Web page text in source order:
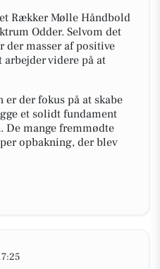
Rækker Mølle Håndbold
Odder. Selvom det
der masser af positive
videre på at
der fokus på at skabe
et solidt fundament
De mange fremmødte
opbakning, der blev